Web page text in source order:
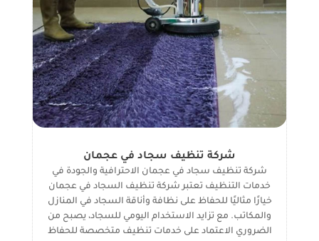
شركة تنظيف سجاد في عجمان
شركة تنظيف سجاد في عجمان الاحترافية والجودة في
خدمات التنظيف تعتبر شركة تنظيف السجاد في عجمان
خيارًا مثاليًا للحفاظ على نظافة وأناقة السجاد في المنازل
والمكاتب. مع تزايد الاستخدام اليومي للسجاد، يصبح من
الضروري الاعتماد على خدمات تنظيف متخصصة للحفاظ